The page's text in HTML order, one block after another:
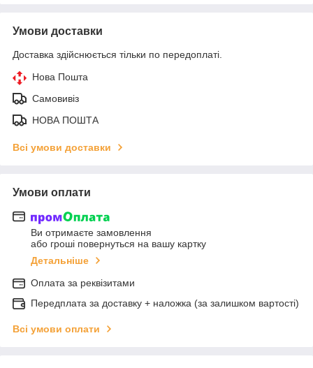
Умови доставки
Доставка здійснюється тільки по передоплаті.
Нова Пошта
Самовивіз
НОВА ПОШТА
Всі умови доставки
Умови оплати
Ви отримаєте замовлення
або гроші повернуться на вашу картку
Детальніше
Оплата за реквізитами
Передплата за доставку + наложка (за залишком вартості)
Всі умови оплати